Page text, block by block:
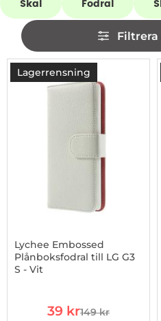
Skal Fodral
Hoppa
över
filtersektionen
Filtrera
Filtrera &
produktlista
Lagerrensning
Lychee Embossed
Plånboksfodral till LG G3
S - Vit
rea pris
39 krtidigare pris
149 kr